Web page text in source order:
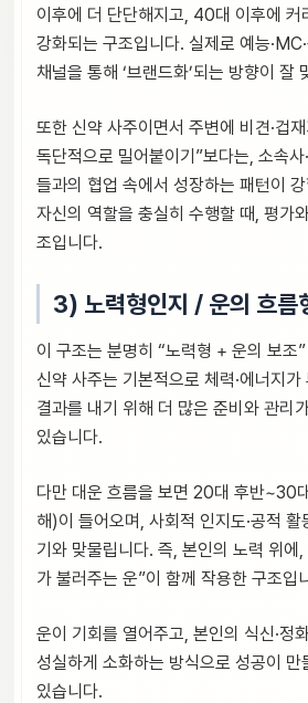
이후에 더 단단해지고, 40대 이후에 커
강화되는 구조입니다. 실제로 예능
채널을 통해 ‘브랜드화’되는 방향이 잘
또한 신약 사주이면서 주변에 비견·겁
독단적으로 밀어붙이기”보다는, 소속사
들과의 협업 속에서 성장하는 패턴이
자신의 역할을 충실히 수행할 때, 평가
조입니다.
3) 노력형인지 / 운의 흐름
이 구조는 분명히 “노력형 + 운의 보조
신약 사주는 기본적으로 체력·에너지
결과를 내기 위해 더 많은 준비와 관리
있습니다.
다만 대운 흐름을 보면 20대 후반~30
해)이 들어오며, 사회적 인지도·공적 활
기와 맞물립니다. 즉, 본인의 노력 위에,
가 불러주는 운”이 함께 작용한 구조입
운이 기회를 열어주고, 본인의 식신·정
성실하게 소화하는 방식으로 성공이 만
있습니다.